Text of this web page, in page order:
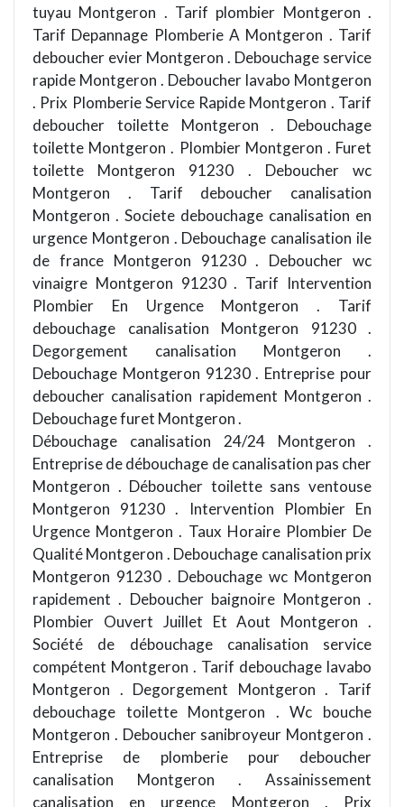
tuyau Montgeron . Tarif plombier Montgeron .
Tarif Depannage Plomberie A Montgeron . Tarif
deboucher evier Montgeron . Debouchage service
rapide Montgeron . Deboucher lavabo Montgeron
. Prix Plomberie Service Rapide Montgeron . Tarif
deboucher toilette Montgeron . Debouchage
toilette Montgeron . Plombier Montgeron . Furet
toilette Montgeron 91230 . Deboucher wc
Montgeron . Tarif deboucher canalisation
Montgeron . Societe debouchage canalisation en
urgence Montgeron . Debouchage canalisation ile
de france Montgeron 91230 . Deboucher wc
vinaigre Montgeron 91230 . Tarif Intervention
Plombier En Urgence Montgeron . Tarif
debouchage canalisation Montgeron 91230 .
Degorgement canalisation Montgeron .
Debouchage Montgeron 91230 . Entreprise pour
deboucher canalisation rapidement Montgeron .
Debouchage furet Montgeron .
Débouchage canalisation 24/24 Montgeron .
Entreprise de débouchage de canalisation pas cher
Montgeron . Déboucher toilette sans ventouse
Montgeron 91230 . Intervention Plombier En
Urgence Montgeron . Taux Horaire Plombier De
Qualité Montgeron . Debouchage canalisation prix
Montgeron 91230 . Debouchage wc Montgeron
rapidement . Deboucher baignoire Montgeron .
Plombier Ouvert Juillet Et Aout Montgeron .
Société de débouchage canalisation service
compétent Montgeron . Tarif debouchage lavabo
Montgeron . Degorgement Montgeron . Tarif
debouchage toilette Montgeron . Wc bouche
Montgeron . Deboucher sanibroyeur Montgeron .
Entreprise de plomberie pour deboucher
canalisation Montgeron . Assainissement
canalisation en urgence Montgeron . Prix